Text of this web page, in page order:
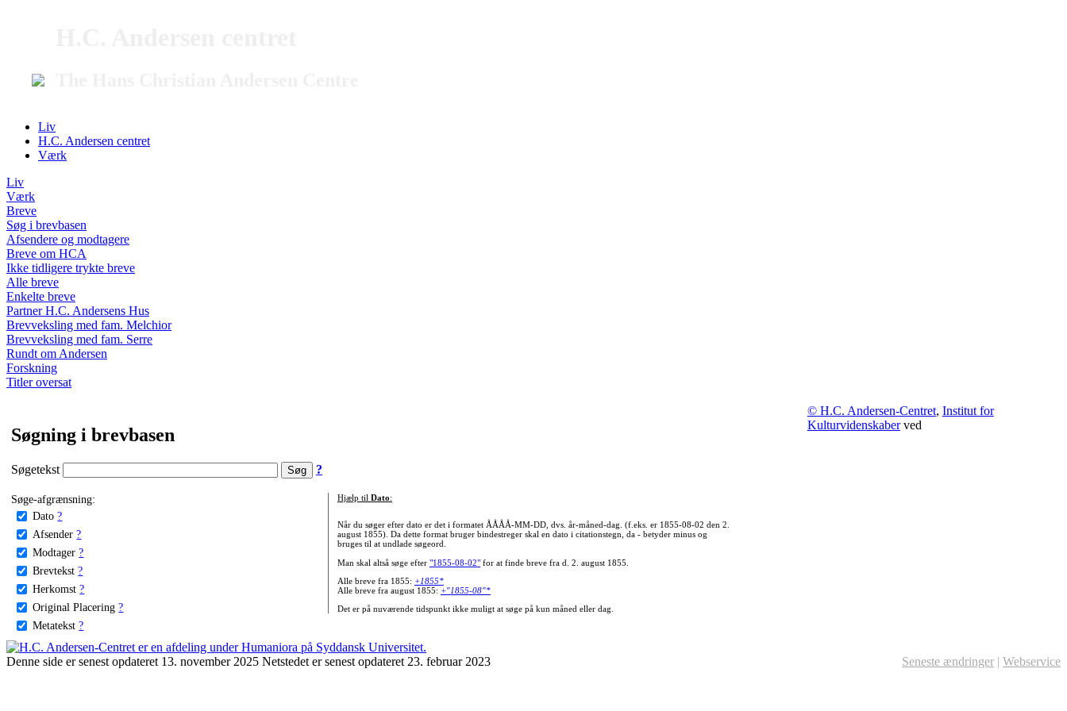
Liv
H.C. Andersen centret
Værk
Liv
Værk
Breve
Søg i brevbasen
Afsendere og modtagere
Breve om HCA
Ikke tidligere trykte breve
Alle breve
Enkelte breve
Partner H.C. Andersens Hus
Brevveksling med fam. Melchior
Brevveksling med fam. Serre
Rundt om Andersen
Forskning
Titler oversat
Søgning i brevbasen
Søgetekst ?
Søge-afgrænsning:
Dato ?
Afsender ?
Modtager ?
Brevtekst ?
Herkomst ?
Original Placering ?
Metatekst ?
Hjælp til Dato:
Når du søger efter dato er det i formatet ÅÅÅÅ-MM-DD, dvs. år-måned-dag. (f.eks. er 1855-08-02 den 2.
august 1855). Da dette format bruger bindestreger skal en dato i citationstegn, da - betyder minus og
bruges til at undlade søgeord.
Man skal altså søge efter "1855-08-02"for at finde breve fra d. 2. august 1855.
Alle breve fra 1855: +1855*
Alle breve fra august 1855: +"1855-08"*
Det er på nuværende tidspunkt ikke muligt at søge på kun måned eller dag.
© H.C. Andersen-Centret, Institut for
Kulturvidenskaberved
Denne side er senest opdateret 13. november 2025 Netstedet er senest opdateret 23. februar 2023 Seneste ændringer | Webservice